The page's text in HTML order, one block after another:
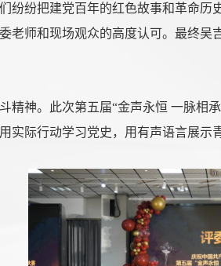
纷纷把建党百年的红色故事和革命
老师和现场观众的高度认可。最终吴
精神。此次第五届“金声永恒 一脉相
实际行动学习党史，用有声语言展示